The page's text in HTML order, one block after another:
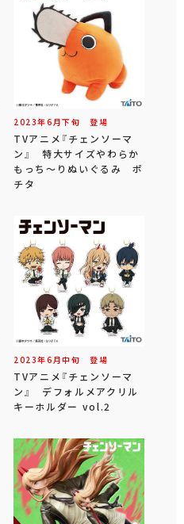
2023年6 月下旬 登場
TVアニメ『チェンソーマ
ン』 特大サイズやわらか
もっち～りぬいぐるみ ポ
チタ
2023年6 月中旬 登場
TVアニメ『チェンソーマ
ン』 デフォルメアクリル
キーホルダー vol.2